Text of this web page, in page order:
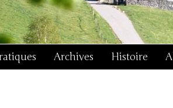
Archives Histoire